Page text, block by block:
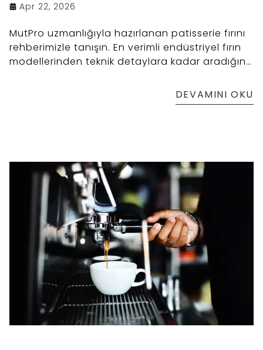
Apr 22, 2026
MutPro uzmanlığıyla hazırlanan patisserie fırını
rehberimizle tanışın. En verimli endüstriyel fırın
modellerinden teknik detaylara kadar aradığınız
DEVAMINI OKU